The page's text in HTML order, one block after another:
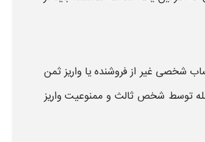
شخصی غیر از فروشنده یا واریزثمن
توسط شخص ثالث و ممنوعیتواریز